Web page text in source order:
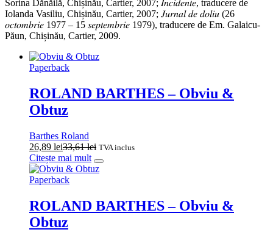
Sorina Dănăilă, Chișinău, Cartier, 2007; 𝐼𝑛𝑐𝑖𝑑𝑒𝑛𝑡𝑒, traducere de
Iolanda Vasiliu, Chișinău, Cartier, 2007; 𝐽𝑢𝑟𝑛𝑎𝑙 𝑑𝑒 𝑑𝑜𝑙𝑖𝑢 (26
𝑜𝑐𝑡𝑜𝑚𝑏𝑟𝑖𝑒 1977 – 15 𝑠𝑒𝑝𝑡𝑒𝑚𝑏𝑟𝑖𝑒 1979), traducere de Em. Galaicu-
Păun, Chișinău, Cartier, 2009.
Paperback
ROLAND BARTHES – Obviu &
Obtuz
Barthes Roland
26,89 lei33,61lei TVA inclus
Citește mai mult
Paperback
ROLAND BARTHES – Obviu &
Obtuz